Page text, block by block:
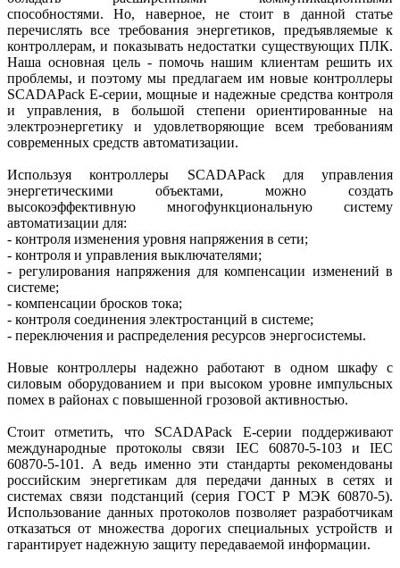
способностями. Но, наверное, не стоит в данной статье
перечислять все требования энергетиков, предъявляемые к
контроллерам, и показывать недостатки существующих ПЛК.
Наша основная цель - помочь нашим клиентам решить их
проблемы, и поэтому мы предлагаем им новые контроллеры
SCADAPack Е-серии, мощные и надежные средства контроля
и управления, в большой степени ориентированные на
электроэнергетику и удовлетворяющие всем требованиям
современных средств автоматизации.
Используя контроллеры SCADAPack для управления
энергетическими объектами, можно создать
высокоэффективную многофункциональную систему
автоматизации для:
- контроля изменения уровня напряжения в сети;
- контроля и управления выключателями;
- регулирования напряжения для компенсации изменений в
системе;
- компенсации бросков тока;
- контроля соединения электростанций в системе;
- переключения и распределения ресурсов энергосистемы.
Новые контроллеры надежно работают в одном шкафу с
силовым оборудованием и при высоком уровне импульсных
помех в районах с повышенной грозовой активностью.
Стоит отметить, что SCADAPack Е-серии поддерживают
международные протоколы связи IEC 60870-5-103 и IEC
60870-5-101. А ведь именно эти стандарты рекомендованы
российским энергетикам для передачи данных в сетях и
системах связи подстанций (серия ГОСТ Р МЭК 60870-5).
Использование данных протоколов позволяет разработчикам
отказаться от множества дорогих специальных устройств и
гарантирует надежную защиту передаваемой информации.